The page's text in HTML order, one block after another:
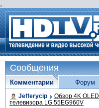
.
Сообщения
Комментарии
Jefferycip Обзор 4K OLED
телевизора LG 55EG960V
Форум